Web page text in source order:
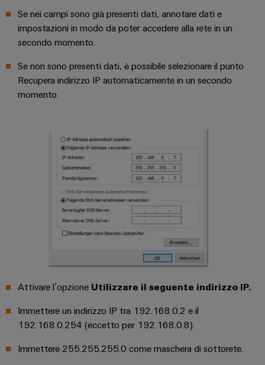
rispettosa
del
clima
nel
ferroviario
Infrastrutture
degli
requisiti
specifici
dell’infrastruttura
costruzione
Costruzione
quadri
elettrici
Soluzioni
le
sfide
costruzione
servizi
industriali
easyConnect
Power
Plant
Device
Manufacturer
Morsetti
per
circuito
stampato
connettori
PCB
Servizi
per
PCB
fulmini
e
Combiner
box
fotovoltaico
Distributori
bus
campo
e
software
Comandi
I/O
ALL
SERVICES
soluzioni
per
l’IIoT
l’automazione
Se nei campi sono già presenti dati, annotare dati e
impostazioni in modo da poter accedere alla rete in un
secondo momento.
Se non sono presenti dati, è possibile selezionare il punto
Recupera indirizzo IP automaticamente in un secondo
momento.
Attivare l’opzione Utilizzare il seguente indirizzo IP.
Immettere un indirizzo IP tra 192.168.0.2 e il
192.168.0.254 (eccetto per 192.168.0.8).
Immettere 255.255.255.0 come maschera di sottorete.